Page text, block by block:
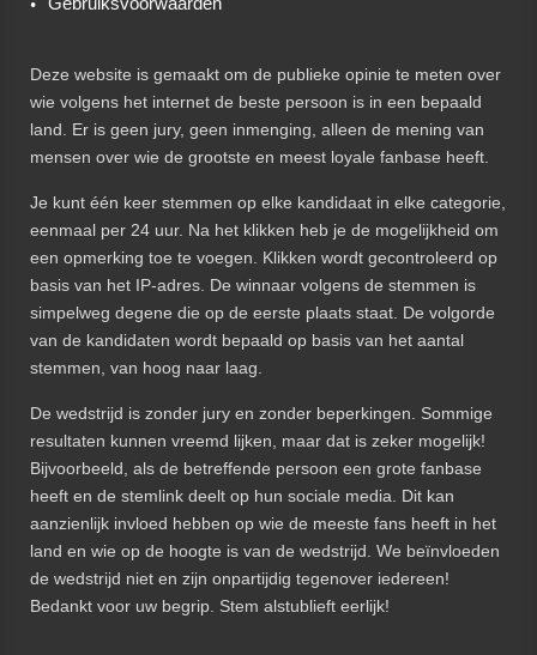
Deze website is gemaakt om de publieke opinie te meten over
wie volgens het internet de beste persoon is in een bepaald
land. Er is geen jury, geen inmenging, alleen de mening van
mensen over wie de grootste en meest loyale fanbase heeft.
Je kunt één keer stemmen op elke kandidaat in elke categorie,
eenmaal per 24 uur. Na het klikken heb je de mogelijkheid om
een opmerking toe te voegen. Klikken wordt gecontroleerd op
basis van het IP-adres. De winnaar volgens de stemmen is
simpelweg degene die op de eerste plaats staat. De volgorde
van de kandidaten wordt bepaald op basis van het aantal
stemmen, van hoog naar laag.
De wedstrijd is zonder jury en zonder beperkingen. Sommige
resultaten kunnen vreemd lijken, maar dat is zeker mogelijk!
Bijvoorbeeld, als de betreffende persoon een grote fanbase
heeft en de stemlink deelt op hun sociale media. Dit kan
aanzienlijk invloed hebben op wie de meeste fans heeft in het
land en wie op de hoogte is van de wedstrijd. We beïnvloeden
de wedstrijd niet en zijn onpartijdig tegenover iedereen!
Bedankt voor uw begrip. Stem alstublieft eerlijk!